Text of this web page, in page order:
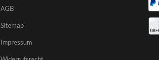
AGB
Sitemap
Impressum